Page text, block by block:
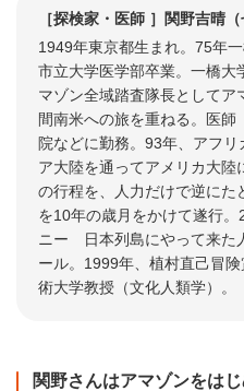
［探検家・医師 ］関野吉晴
1949年東京都生まれ。75年
市立大学医学部卒業。一橋大
マゾン全域踏査隊長として
間南米への旅を重ねる。医
院などに勤務。93年、アフ
ア大陸を通ってアメリカ大陸
の行程を、人力だけで逆にた
を10年の歳月をかけて遂行
ニー 日本列島にやって来た
ール。1999年、植村直己冒
術大学教授（文化人類学）。
関野さんはアマゾンをは